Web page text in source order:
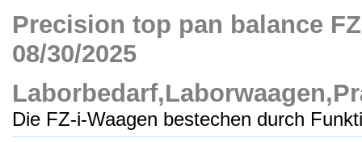
Precision top pan balance
08/30/2025
Die FZ-i-Waagen bestechen durch